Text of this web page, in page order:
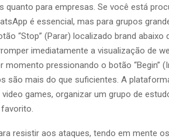
quanto para empresas. Se você está
é essencial, mas para grupos
“Stop” (Parar) localizado brand
imediatamente a visualização de
momento pressionando o botão “Begin”
são mais do que suficientes. A
games, organizar um grupo de
resistir aos ataques, tendo em mente